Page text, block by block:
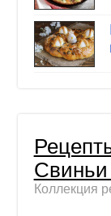
Свиньи
Коллекция